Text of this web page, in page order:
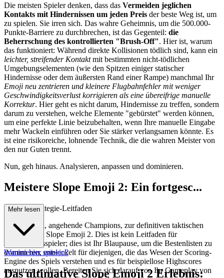
Die meisten Spieler denken, dass das Vermeiden jeglichen
Kontakts mit Hindernissen um jeden Preis der beste Weg ist, um
zu spielen. Sie irren sich. Das wahre Geheimnis, um die 500.000-
Punkte-Barriere zu durchbrechen, ist das Gegenteil: die
Beherrschung des kontrollierten "Brush-Off". Hier ist, warum
das funktioniert: Während direkte Kollisionen tödlich sind, kann ein
leichter, streifender Kontaktmit bestimmten nicht-tödlichen
Umgebungselementen (wie den Spitzen einiger statischer
Hindernisse oder dem äußersten Rand einer Rampe) manchmal Ihr
Emoji neu zentrieren und kleinere Flugbahnfehler mit weniger
Geschwindigkeitsverlust korrigieren als eine übereifrige manuelle
Korrektur. Hier geht es nicht darum, Hindernisse zu treffen, sondern
darum zu verstehen, welche Elemente "gebürstet" werden können,
um eine perfekte Linie beizubehalten, wenn Ihre manuelle Eingabe
mehr Wackeln einführen oder Sie stärker verlangsamen könnte. Es
ist eine risikoreiche, lohnende Technik, die die wahren Meister von
den nur Guten trennt.
Nun, geh hinaus. Analysieren, anpassen und dominieren.
Meistere Slope Emoji 2: Ein fortgesc...
hrittener Strategie-Leitfaden
Willkommen, angehende Champions, zur definitiven taktischen
Analyse von Slope Emoji 2. Dies ist kein Leitfaden für
Gelegenheitsspieler; dies ist Ihr Blaupause, um die Bestenlisten zu
dominieren, entwickelt für diejenigen, die das Wesen der Scoring-
Engine des Spiels verstehen und es für beispiellose Highscores
ausnutzen wollen. Bereiten Sie sich darauf vor, Ihr Gameplay von
Mehr lesen
Warum hier spielen?
Das ultimative Slope Emoji 2 Erlebnis: